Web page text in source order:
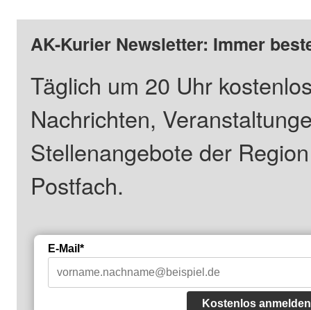
AK-Kurier Newsletter: Immer
Täglich um 20 Uhr
Nachrichten,
Stellenangebote der
Postfach.
E-Mail*
Kostenlos anmelden